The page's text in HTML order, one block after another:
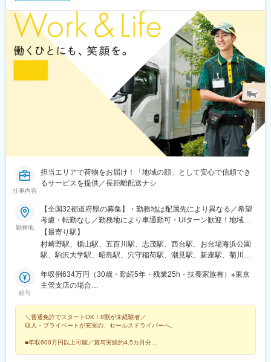
仕事内容
担当エリアで荷物をお届け！「地域の顔」として安心で信頼でき
るサービスを提供／長距離配送ナシ
勤務地
【全国32都道府県の募集】・勤務地は配属先により異なる／希望
考慮・転勤なし／勤務地により車通勤可・UIターン歓迎！地域手
当あり・喫煙区分有●配属エリア：全国の営業所※営業所の所在地
はHP（直営店・取扱店検索）からご確認いただけます。●募集主
管支店・東北エリア岩手県／山形県／福島県・関東エリア東京都
県・北信越エリア新潟県／長野県／富山県／石川県／福井県・中
部エリア静岡県／愛知県／三重県／岐阜県・関西エリア大阪府／
島県／山口県／香川県／徳島県／愛媛県／島根県【転勤につい
て】転居を伴う異動は原則ありません。好きな地域で安心して長
く働くことができます。
【最寄り駅】
村崎野駅、楯山駅、五百川駅、志茂駅、西台駅、お台場海浜公園
駅、駒沢大学駅、昭島駅、穴守稲荷駅、潮見駅、新座駅、菊川駅
市場駅、下溝駅、安善駅、南船橋駅、常永駅、芝山千代田駅、本
郷台駅、土浦駅、西川田駅、前橋大島駅、原市駅、森林公園駅(埼
駅、三河八橋駅、八田駅(関西本線)、暁学園前駅、岩倉駅(愛知
県)、公園西駅、関口駅、静岡駅、出屋敷駅、淀駅、石部駅、大和
小泉駅、田尾寺駅、ＪＲ総持寺駅、大日駅、中書島駅、東山・お
かでんミュージアム駅、八次駅、伴中央駅、四辻駅、宇多津駅、
給与
年収例634万円（30歳・勤続5年・残業25h・扶養家族有）※東京
主管支店の場合
主管支店の場合
＼普通免許でスタートOK！8割が未経験者／
収入・プライベートが充実の、セールスドライバーへ。
■年収600万円以上可能／賞与実績約4.5カ月分